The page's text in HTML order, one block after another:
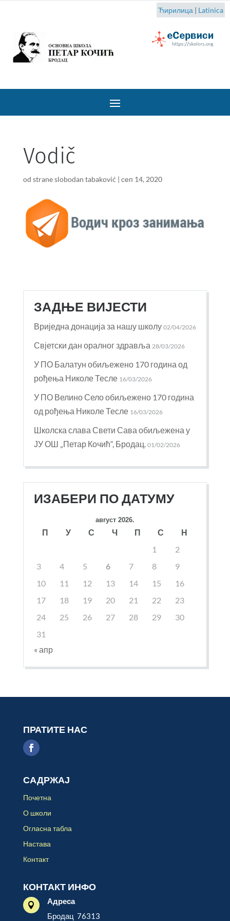
Ћирилица | Latinica
Vodič
od straneslobodan tabaković сеп 14, 2020
ЗАДЊЕ ВИЈЕСТИ
Вриједна донација за нашу школу 02/04/2026
Свјетски дан оралног здравља 28/03/2026
У ПО Балатун обиљежено 170 година од
рођења Николе Тесле 16/03/2026
У ПО Велино Село обиљежено 170 година
од рођења Николе Тесле 16/03/2026
Школска слава Свети Сава обиљежена у
ЈУ ОШ „Петар Кочић“, Бродац. 01/02/2026
ИЗАБЕРИ ПО ДАТУМУ
август 2026.
П У С Ч П С
Н
1
2
3
4 5 6 7 8
9
10
11 12 13 14 15
16
17
18 19 20 21 22
23
24
25 26 27 28 29
30
31
« апр
ПРАТИТЕ НАС
САДРЖАЈ
Почетна
О школи
Огласна табла
Настава
Контакт
КОНТАКТ ИНФО

Адреса
Бродац 76313